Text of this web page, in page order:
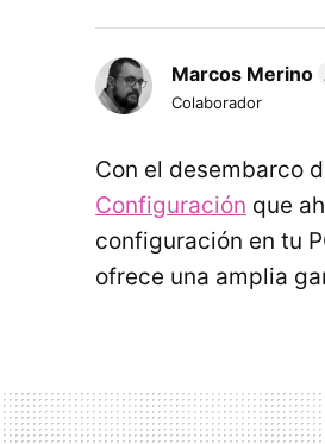
Marcos Merino
Colaborador
Con el desembarco
Configuración que
configuración en tu
ofrece una amplia